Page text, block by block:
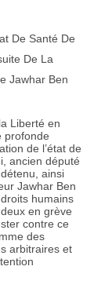
De Santé De
De La
Jawhar Ben
Liberté en
profonde
de l’état de
ancien député
ainsi
Jawhar Ben
humains
en grève
contre ce
des
arbitraires et